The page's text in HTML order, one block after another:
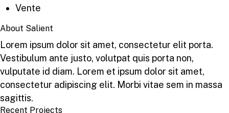
Vente
About Salient
Lorem ipsum dolor sit amet, consectetur elit porta.
Vestibulum ante justo, volutpat quis porta non,
vulputate id diam. Lorem et ipsum dolor sit amet,
consectetur adipiscing elit. Morbi vitae sem in massa
sagittis.
Recent Projects